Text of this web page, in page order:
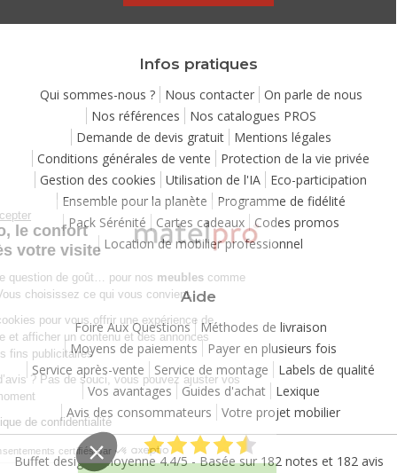
Infos pratiques
Qui sommes-nous ? Nous contacter
On parle de nous
Nos références
Nos catalogues PROS
Demande de devis gratuit
Mentions légales
Conditions générales de vente
Protection de la vie privée
Gestion des cookies
Utilisation de l'IA
Eco-participation
Ensemble pour la planète
Programme de fidélité
Pack Sérénité
Cartes cadeaux Codes promos
Location de mobilier professionnel
Aide
Foire Aux Questions
Méthodes de livraison
Moyens de paiements
Payer en plusieurs fois
Service après-vente
Service de montage
Labels de qualité
Vos avantages
Guides d'achat
Lexique
Avis des consommateurs
Votre projet mobilier
Buffet design- Moyenne4.4/5- Basée sur182notes et 182avis
Continuer sans accepter
Chez Matelpro, le confort
commence dès votre visite
Leconfort , c'est une question de goût… pour nos
pour nos cookies ! Vous choisissez ce qui vous convient.
Nous utilisons des cookies pour vous offrir une expérience de
navigation moelleuse et afficher un contenu et des annonces
personnalisées à des fins publicitaires
Besoin de changer d’avis ? Pas de souci, vous pouvez ajuster vos
préférences à tout moment
Consulter notre politique de confidentialité
Consentements certifiés par